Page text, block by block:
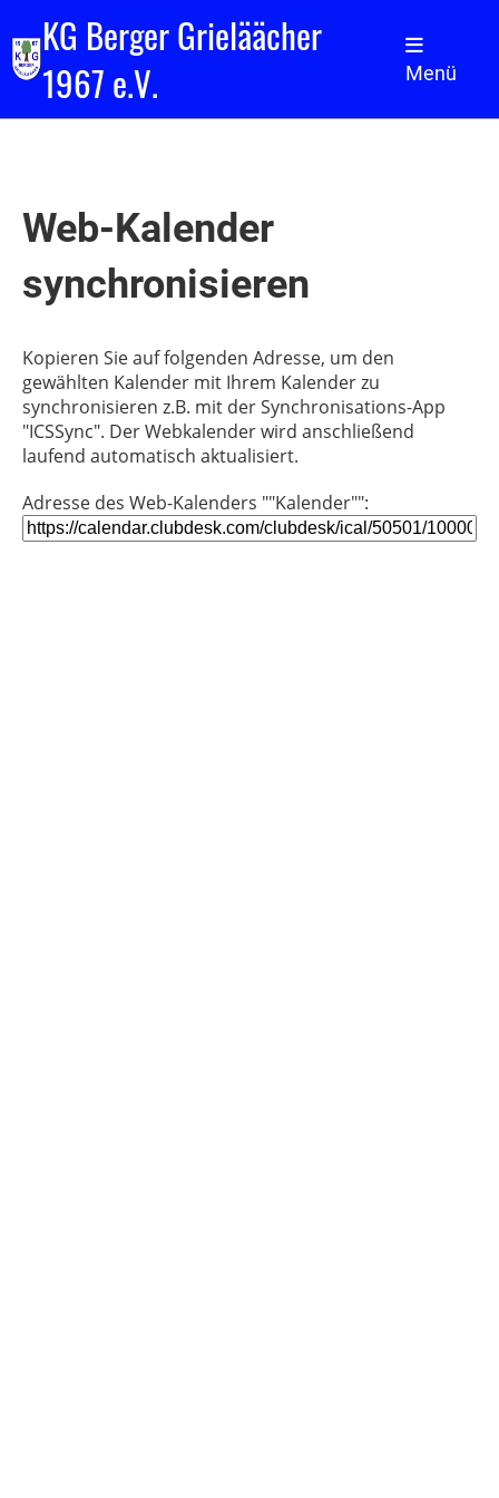
KG Berger Grieläächer
1967 e.V.
Menü
Web-Kalender
synchronisieren
Kopieren Sie auf folgenden Adresse, um den
gewählten Kalender mit Ihrem Kalender zu
synchronisieren z.B. mit der Synchronisations-App
"ICSSync". Der Webkalender wird anschließend
laufend automatisch aktualisiert.
Adresse des Web-Kalenders ""Kalender"":